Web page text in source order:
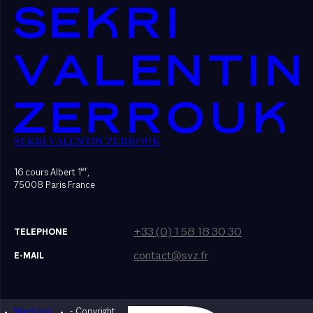
SEKRI VALENTIN ZERROUK
16 cours Albert 1er,
75008 Paris France
TELEPHONE +33 (0) 1 58 18 30 30
E-MAIL contact@svz.fr